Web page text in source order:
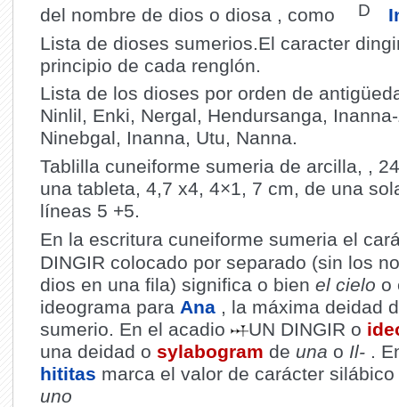
del nombre de dios o diosa , como
D
Lista de dioses sumerios.El caracter
principio de cada renglón.
Lista de los dioses por orden de
Ninlil, Enki, Nergal, Hendursanga,
Ninebgal, Inanna, Utu, Nanna.
Tablilla cuneiforme sumeria de arcilla, ,
una tableta, 4,7 x4, 4×1, 7 cm, de una
líneas 5 +5.
En la escritura cuneiforme sumeria el
DINGIR colocado por separado (sin los
dios en una fila) significa o bien el cielo o
ideograma para Ana, la máxima deidad
sumerio. En el acadio UN DINGIR o
una deidad o sylabogram de una o Il-.
hititas marca el valor de carácter
uno